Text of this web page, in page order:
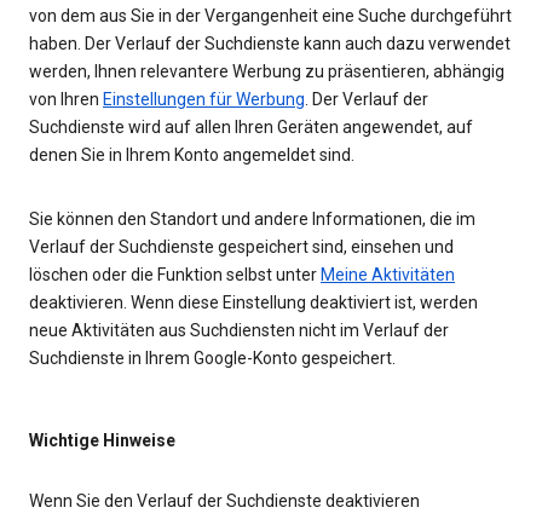
von dem aus Sie in der Vergangenheit eine Suche durchgeführt
haben. Der Verlauf der Suchdienste kann auch dazu verwendet
werden, Ihnen relevantere Werbung zu präsentieren, abhängig
von Ihren Einstellungen für Werbung. Der Verlauf der
Suchdienste wird auf allen Ihren Geräten angewendet, auf
denen Sie in Ihrem Konto angemeldet sind.
Sie können den Standort und andere Informationen, die im
Verlauf der Suchdienste gespeichert sind, einsehen und
löschen oder die Funktion selbst unter Meine Aktivitäten
deaktivieren. Wenn diese Einstellung deaktiviert ist, werden
neue Aktivitäten aus Suchdiensten nicht im Verlauf der
Suchdienste in Ihrem Google-Konto gespeichert.
Wichtige Hinweise
Wenn Sie den Verlauf der Suchdienste deaktivieren